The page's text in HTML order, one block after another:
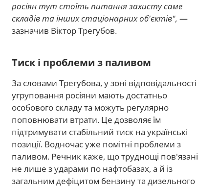
росіян тут стоїть питання захисту саме
складів та інших стаціонарних об'єктів", —
зазначив Віктор Трегубов.
Тиск і проблеми з паливом
За словами Трегубова, у зоні відповідальності
угруповання росіяни мають достатньо
особового складу та можуть регулярно
поповнювати втрати. Це дозволяє їм
підтримувати стабільний тиск на українські
позиції. Водночас уже помітні проблеми з
паливом. Речник каже, що труднощі пов'язані
не лише з ударами по нафтобазах, а й із
загальним дефіцитом бензину та дизельного